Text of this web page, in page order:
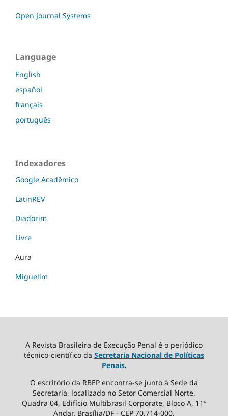
Open Journal Systems
Language
English
español
français
português
Indexadores
Google Acadêmico
LatinREV
Diadorim
Livre
Aura
Miguelim
A Revista Brasileira de Execução Penal é o periódico
técnico-científico da Secretaria Nacional de Políticas
Penais.
O escritório da RBEP encontra-se junto à Sede da
Secretaria, localizado no Setor Comercial Norte,
Quadra 04, Edifício Multibrasil Corporate, Bloco A, 11º
Andar. Brasília/DF - CEP 70.714-000.